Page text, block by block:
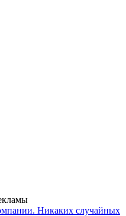
Никаких случайных